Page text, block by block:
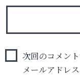
次回のコメン
メールアドレ